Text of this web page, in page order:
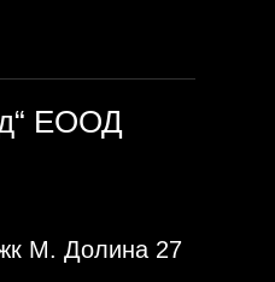
ЕООД
М. Долина 27